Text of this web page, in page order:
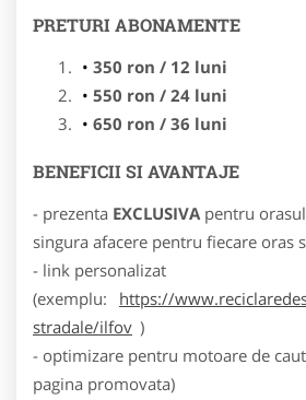
PRETURI ABONAMENTE
350 ron / 12 luni
550 ron / 24 luni
650 ron / 36 luni
BENEFICII SI AVANTAJE
- prezenta EXCLUSIVApentru
singura afacere pentru fiecare oras
- link personalizat
(exemplu:
https://
stradale/ilfov )
- optimizare pentru motoare de
pagina promovata)